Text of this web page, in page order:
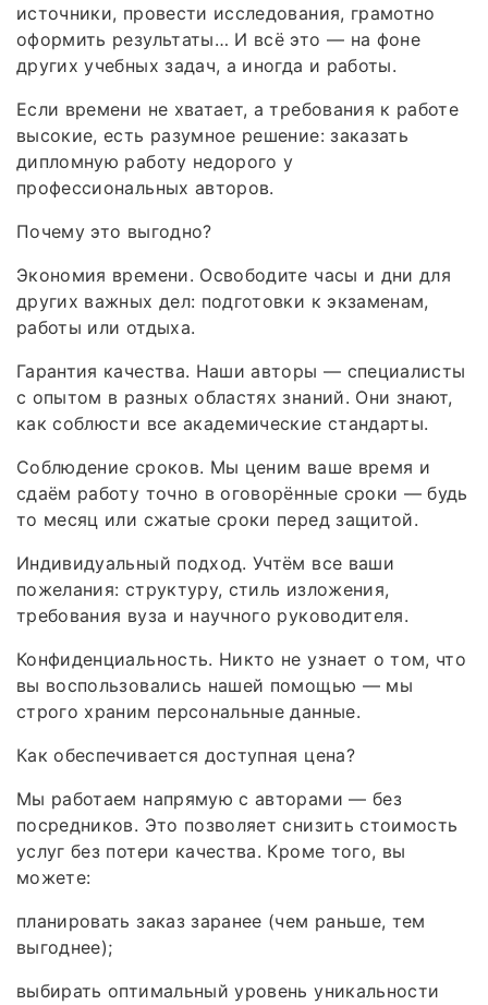
источники, провести исследования, грамотно
оформить результаты… И всё это — на фоне
других учебных задач, а иногда и работы.
Если времени не хватает, а требования к работе
высокие, есть разумное решение: заказать
дипломную работу недорого у
профессиональных авторов.
Почему это выгодно?
Экономия времени. Освободите часы и дни для
других важных дел: подготовки к экзаменам,
работы или отдыха.
Гарантия качества. Наши авторы — специалисты
с опытом в разных областях знаний. Они знают,
как соблюсти все академические стандарты.
Соблюдение сроков. Мы ценим ваше время и
сдаём работу точно в оговорённые сроки — будь
то месяц или сжатые сроки перед защитой.
Индивидуальный подход. Учтём все ваши
пожелания: структуру, стиль изложения,
требования вуза и научного руководителя.
Конфиденциальность. Никто не узнает о том, что
вы воспользовались нашей помощью — мы
строго храним персональные данные.
Как обеспечивается доступная цена?
Мы работаем напрямую с авторами — без
посредников. Это позволяет снизить стоимость
услуг без потери качества. Кроме того, вы
можете:
планировать заказ заранее (чем раньше, тем
выгоднее);
выбирать оптимальный уровень уникальности